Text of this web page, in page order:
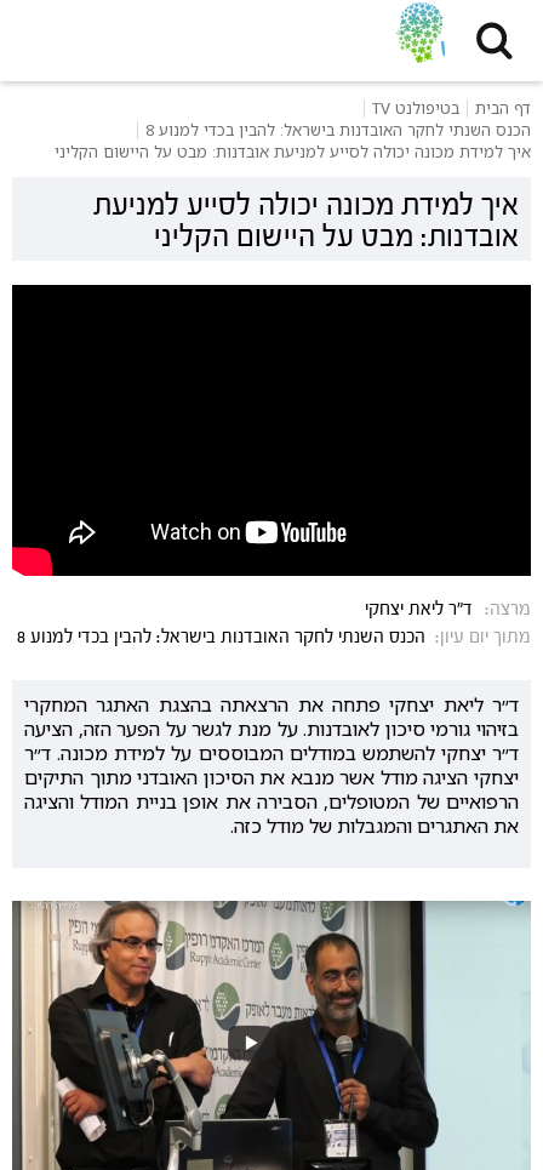
דף הבית
בטיפולנט TV
הכנס השנתי לחקר האובדנות בישראל: להבין בכדי למנוע 8
איך למידת מכונה יכולה לסייע למניעת אובדנות: מבט על היישום הקליני
איך למידת מכונה יכולה לסייע למניעת
אובדנות: מבט על היישום הקליני
מרצה:
ד"ר ליאת יצחקי
מתוך יום עיון: הכנס השנתי לחקר האובדנות בישראל: להבין בכדי למנוע 8
ד״ר ליאת יצחקי פתחה את הרצאתה בהצגת האתגר המחקרי
בזיהוי גורמי סיכון לאובדנות. על מנת לגשר על הפער הזה, הציעה
ד״ר יצחקי להשתמש במודלים המבוססים על למידת מכונה. ד״ר
יצחקי הציגה מודל אשר מנבא את הסיכון האובדני מתוך התיקים
הרפואיים של המטופלים, הסבירה את אופן בניית המודל והציגה
את האתגרים והמגבלות של מודל כזה.